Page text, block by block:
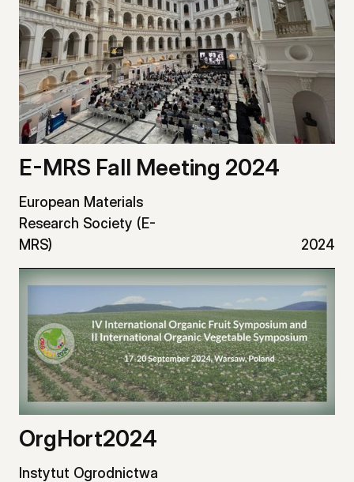
E-MRS Fall Meeting 2024
European Materials
Research Society (E-
MRS)
2024
OrgHort2024
Instytut Ogrodnictwa